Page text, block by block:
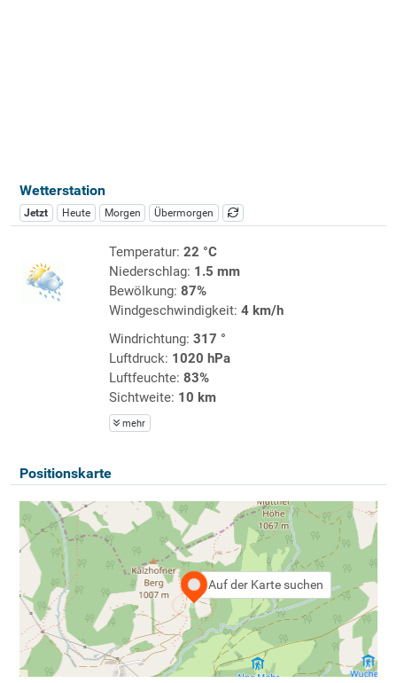
Wetterstation
Jetzt Heute Morgen Übermorgen
Temperatur: 22 °C
Niederschlag: 1.5 mm
Bewölkung: 87%
Windgeschwindigkeit: 4 km/h
Windrichtung: 317 °
Luftdruck: 1020 hPa
Luftfeuchte: 83%
Sichtweite: 10 km
mehr
Positionskarte
Auf der Karte suchen